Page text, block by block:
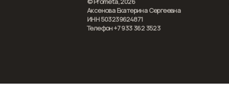
Аксенова Екатерина Сергеевна
ИНН 503239624871
Телефон +7 933 362 3523